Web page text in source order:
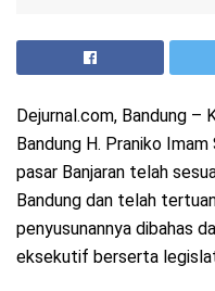
Dejurnal.com, Bandung –
Bandung H. Praniko
pasar Banjaran telah
Bandung dan telah
penyusunannya dibahas
eksekutif berserta